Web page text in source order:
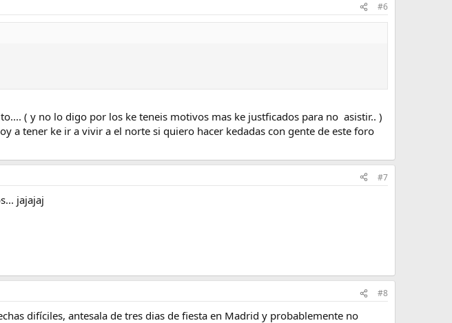
#6
( y no lo digo por los ke teneis motivos mas ke justficados para no asistir.. )
a tener ke ir a vivir a el norte si quiero hacer kedadas con gente de este foro
#7
jajajaj
#8
difíciles, antesala de tres dias de fiesta en Madrid y probablemente no